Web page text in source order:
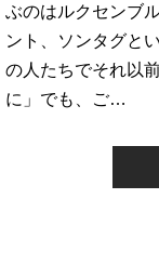
ぶのはルクセンブ
ント、ソンタグと
の人たちでそれ以
に」でも、ご…